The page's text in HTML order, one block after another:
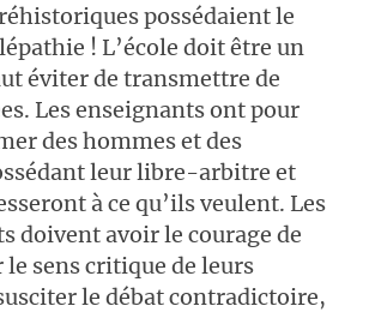
possédaient le
! L’école doit être un
éviter de transmettre de
Les enseignants ont pour
des hommes et des
leur libre-arbitre et
à ce qu’ils veulent. Les
doivent avoir le courage de
le sens critique de leurs
le débat contradictoire,